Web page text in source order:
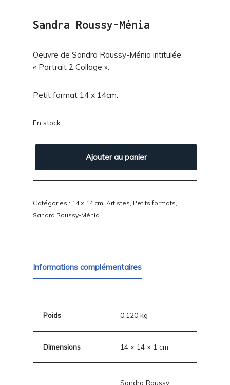
Sandra Roussy-Ménia
Oeuvre de Sandra Roussy-Ménia intitulée
« Portrait 2 Collage ».
Petit format 14 x 14cm.
En stock
Ajouter au panier
Catégories : 14 x 14 cm Artistes Petits formats
Sandra Roussy-Ménia
Informations complémentaires
Poids 0,120 kg
Dimensions 14 × 14 × 1 cm
Sandra Roussy